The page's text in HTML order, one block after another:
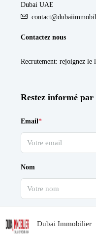
Dubai Immobilier
Dubai UAE
Contactez nous
Recrutement: rejoignez le
Restez informé par
Email*
Nom